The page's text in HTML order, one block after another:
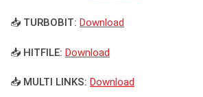
📥 TURBOBIT: Download
📥 HITFILE: Download
📥 MULTI LINKS: Download